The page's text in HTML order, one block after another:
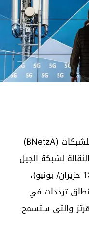
أعلنت الوكالة الفدرالية الألمانية اللشبكات (BNetzA)
لشبكة الجيل
الخامس في ألمانيا يوم الأربعاء (13 حزيران/ يونيو)،
وذلك بعد 497 جولة عروض لـ 41 نطاق ترددات في
و 3.6 غيغا هرتز والتي ستسمح